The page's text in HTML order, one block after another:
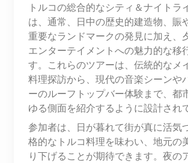
トルコの総合的なシティ＆ナイトラ
は、通常、日中の歴史的建造物、賑
重要なランドマークの発見に加え、
エンターテイメントへの魅力的な移
す。これらのツアーは、伝統的なメ
料理探訪から、現代の音楽シーンや
ーのルーフトップバー体験まで、都
ゆる側面を紹介するように設計され
参加者は、日が暮れて街が真に活気
格的なトルコ料理を味わい、地元の
り下げることが期待できます。夜の